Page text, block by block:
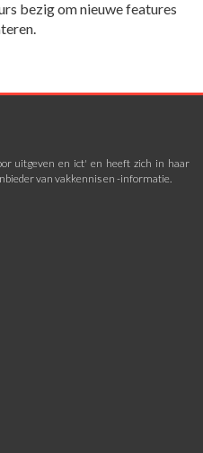
bezig om nieuwe features
uitgeven en ict' en heeft zich in haar
van vakkennis en -informatie.